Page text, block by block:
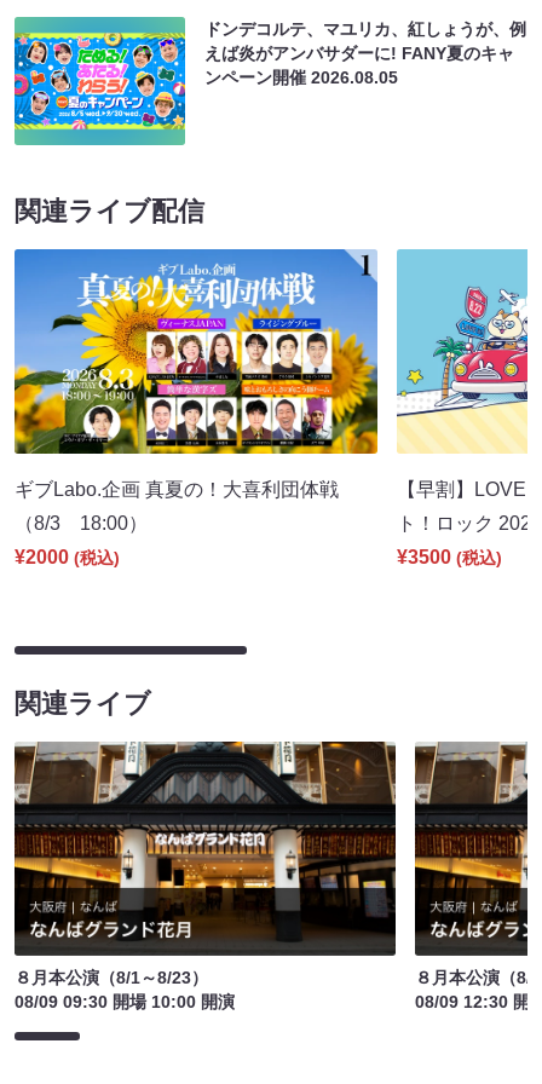
ドンデコルテ、マユリカ、紅しょうが、例
えば炎がアンバサダーに! FANY夏のキャ
ンペーン開催2026.08.05
関連ライブ配信
ギブLabo.企画 真夏の！大喜利団体戦
（8/3 18:00）
¥2000 (税込)
【早割】LOVE
ト！ロック
¥3500 (税込)
関連ライブ
８月本公演（8/1～8/23）
08/09 09:30 開場 10:00 開演
８月本公演（8/
08/09 12:30 開